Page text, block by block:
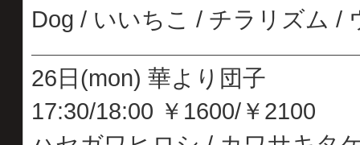
Dog / いいちこ / チラリズム /
26日(mon) 華より団子
17:30/18:00 ￥1600/￥2100